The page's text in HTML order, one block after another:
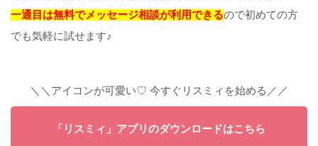
一通目は無料でメッセージ相談が利用できるので初めての方
でも気軽に試せます♪
＼＼アイコンが可愛い♡ 今すぐリスミィを始める／／
「リスミィ」アプリのダウンロードはこちら